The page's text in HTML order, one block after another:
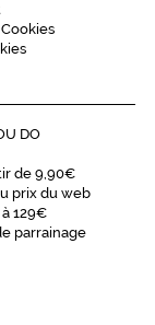
DO
de 9,90€
prix du web
129€
parrainage